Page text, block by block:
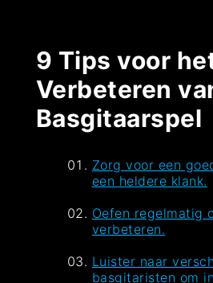
9 Tips voor
Verbeteren
Basgitaarspel
Zorg voor een
een heldere klank.
Oefen regelmatig
verbeteren.
Luister naar
basgitaristen om